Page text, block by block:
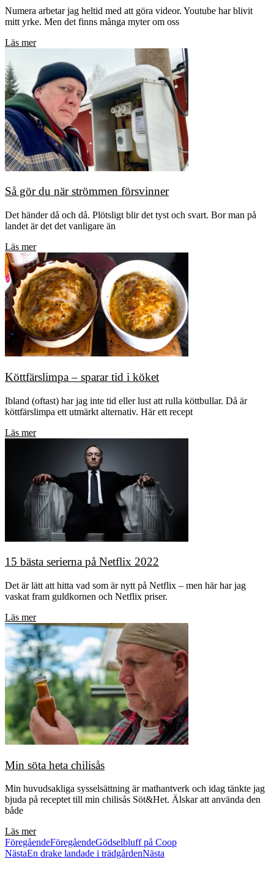
Numera arbetar jag heltid med att göra videor. Youtube har blivit
mitt yrke. Men det finns många myter om oss
Läs mer
Så gör du när strömmen försvinner
Det händer då och då. Plötsligt blir det tyst och svart. Bor man på
landet är det det vanligare än
Läs mer
Köttfärslimpa – sparar tid i köket
Ibland (oftast) har jag inte tid eller lust att rulla köttbullar. Då är
köttfärslimpa ett utmärkt alternativ. Här ett recept
Läs mer
15 bästa serierna på Netflix 2022
Det är lätt att hitta vad som är nytt på Netflix – men här har jag
vaskat fram guldkornen och Netflix priser.
Läs mer
Min söta heta chilisås
Min huvudsakliga sysselsättning är mathantverk och idag tänkte jag
bjuda på receptet till min chilisås Söt&Het. Älskar att använda den
både
Läs mer
FöregåendeFöregåendeGödselbluff på Coop
NästaEn drake landade i trädgårdenNästa